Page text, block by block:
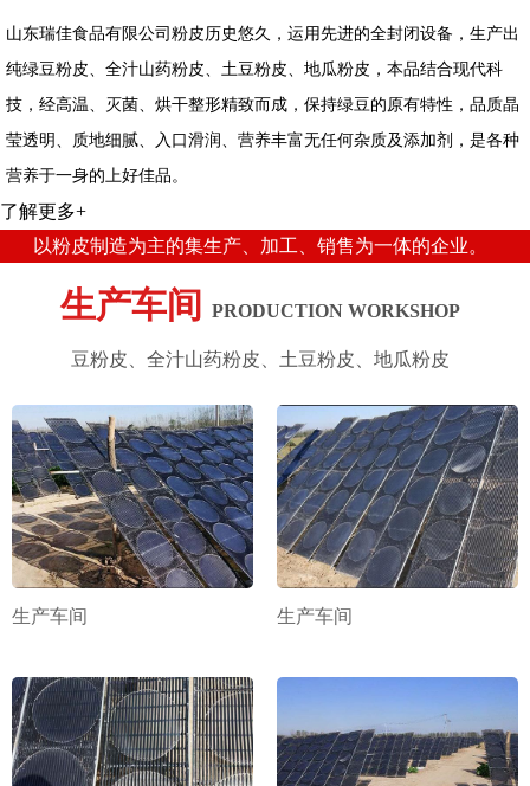
山东瑞佳食品有限公司粉皮历史悠久，运用先进的全封闭设备，生产出
纯绿豆粉皮、全汁山药粉皮、土豆粉皮、地瓜粉皮，本品结合现代科
技，经高温、灭菌、烘干整形精致而成，保持绿豆的原有特性，品质晶
莹透明、质地细腻、入口滑润、营养丰富无任何杂质及添加剂，是各种
营养于一身的上好佳品。
了解更多+
以粉皮制造为主的集生产、加工、销售为一体的企业。
生产车间 PRODUCTION WORKSHOP
豆粉皮、全汁山药粉皮、土豆粉皮、地瓜粉皮
生产车间 生产车间